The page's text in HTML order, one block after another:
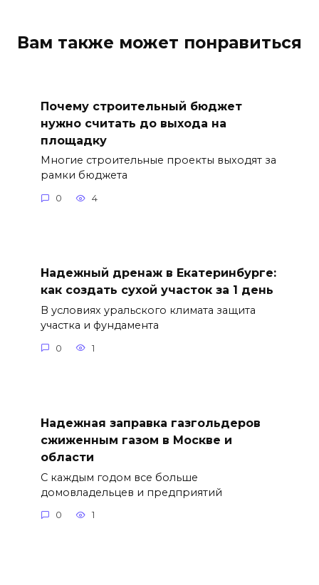
Вам также может понравиться
Почему строительный бюджет
нужно считать до выхода на
площадку
Многие строительные проекты выходят за
рамки бюджета
0 4
Надежный дренаж в Екатеринбурге:
как создать сухой участок за 1 день
В условиях уральского климата защита
участка и фундамента
0 1
Надежная заправка газгольдеров
сжиженным газом в Москве и
области
С каждым годом все больше
домовладельцев и предприятий
0 1